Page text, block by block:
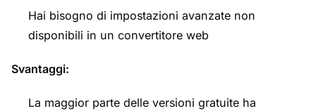
Hai bisogno di impostazioni avanzate non
disponibili in un convertitore web
Svantaggi:
La maggior parte delle versioni gratuite ha